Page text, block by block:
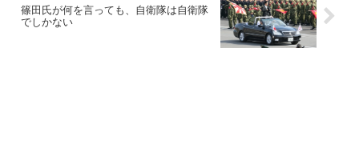
篠田氏が何を言っても、自衛隊は自衛隊
でしかない